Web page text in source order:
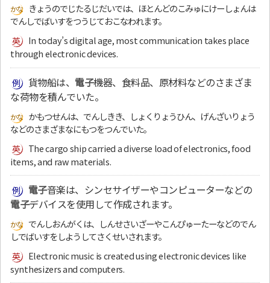
きょうのでじたるじだいでは、ほとんどのこみゅにけーしょんは
でんしでばいすをつうじておこなわれます。
In today’s digital age, most communication takes place
through electronic devices.
貨物船は、 電子機器、食料品、原材料などのさまざま
な荷物を積んでいた。
かもつせんは、でんしきき、しょくりょうひん、げんざいりょう
などのさまざまなにもつをつんでいた。
The cargo ship carried a diverse load of electronics, food
items, and raw materials.
電子音楽は、シンセサイザーやコンピューターなどの
電子デバイスを使用して作成されます。
でんしおんがくは、しんせさいざーやこんぴゅーたーなどのでん
しでばいすをしようしてさくせいされます。
Electronic music is created using electronic devices like
synthesizers and computers.